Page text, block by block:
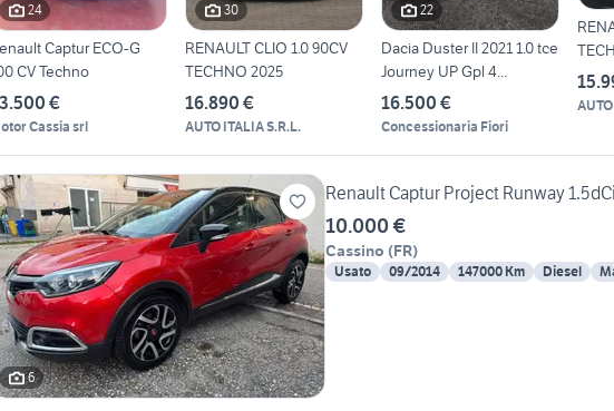
24
Captur ECO-G
CV Techno
€
Cassia srl
30
RENAULT CLIO 1.0 90CV
TECHNO 2025
16.890 €
AUTO ITALIA S.R.L.
22
Dacia Duster II 2021 1.0 tce
Journey UP Gpl 4...
16.500 €
Concessionaria Fiori
6
Renault Captur Project Runway
10.000 €
Cassino (FR)
Usato 09/2014 147000 Km Diesel